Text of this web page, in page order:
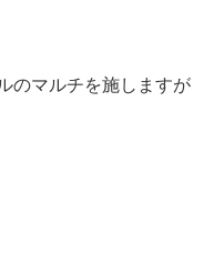
マルチを施しますが